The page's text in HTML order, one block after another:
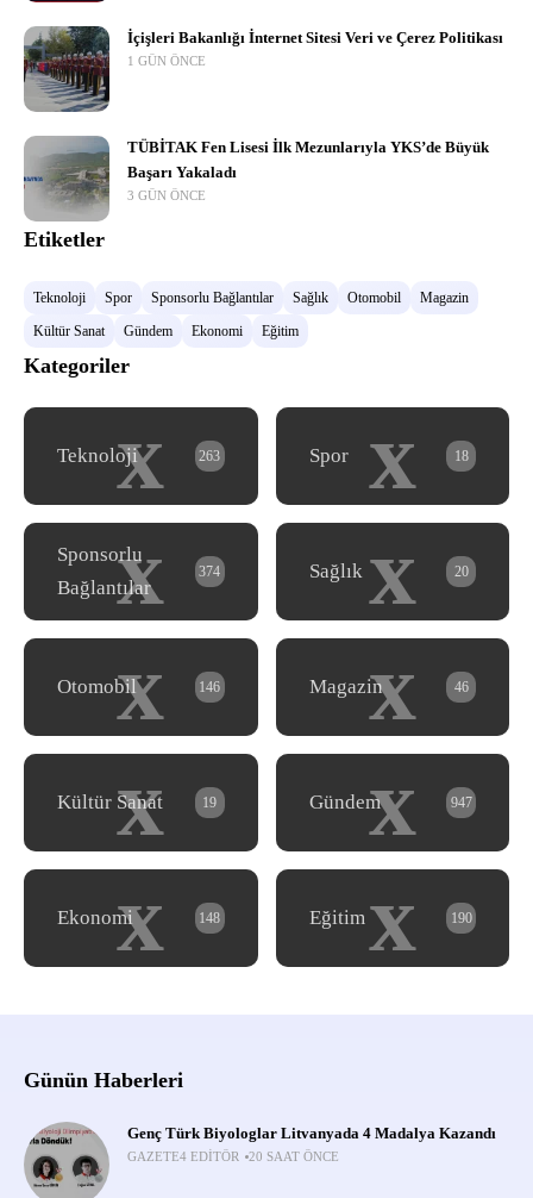
İçişleri Bakanlığı İnternet Sitesi Veri ve Çerez Politikası
1 GÜN ÖNCE
TÜBİTAK Fen Lisesi İlk Mezunlarıyla YKS’de Büyük
Başarı Yakaladı
3 GÜN ÖNCE
Etiketler
Teknoloji Spor Sponsorlu Bağlantılar Sağlık Otomobil
Magazin
Kültür Sanat
Gündem Ekonomi Eğitim
Kategoriler
x
Teknoloji 263 x
Spor 18
x
Sponsorlu
Bağlantılar
374 x
Sağlık 20
x
Otomobil 146 x
Magazin 46
x
Kültür Sanat 19 x
Gündem 947
x
Ekonomi 148 x
Eğitim 190
Günün Haberleri
Genç Türk Biyologlar Litvanyada 4 Madalya Kazandı
GAZETE4 EDITÖR 20 SAAT ÖNCE